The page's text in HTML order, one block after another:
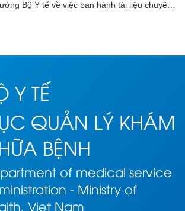
Bộ Y tế về việc ban hành tài liệu chuyên
Y TẾ
QUẢN LÝ KHÁM
BỆNH
of medical service
- Ministry of
Viet Nam